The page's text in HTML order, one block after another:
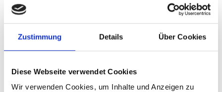
Zustimmung Details Über Cookies
Diese Webseite verwendet Cookies
Wir verwenden Cookies, um Inhalte und Anzeigen zu
Zentralamerika und Karibik, organisierte das
Vorhaben 05/2025 den fünften regionalen
Vernetzungsworkshop. Über 100 Teilnehmende
von IKI-Durchführungsorganisationen,
Ministerien tauschten Erfahrungen aus,
diskutierten bzgl. der zukünftigen Rolle der IKI in